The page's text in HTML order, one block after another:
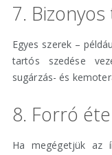
7.
Egyes szerek –
tartós szedése
sugárzás- és
8. Forró
Ha megégetjük az